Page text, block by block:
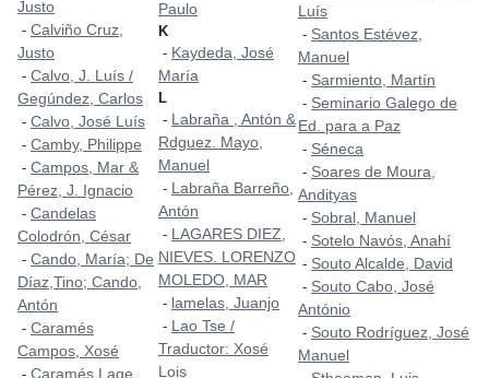
Justo
- Calviño Cruz,
Justo
- Calvo, J. Luís /
Gegúndez, Carlos
- Calvo, José Luís
- Camby, Philippe
- Campos, Mar &
Pérez, J. Ignacio
- Candelas
Colodrón, César
- Cando, María; De
Díaz,Tino; Cando,
Antón
- Caramés
Campos, Xosé
- Caramés Lage,
Paulo
K
- Kaydeda, José
María
L
- Labraña , Antón &
Rdguez. Mayo,
Manuel
- Labraña Barreño,
Antón
- LAGARES DIEZ,
NIEVES. LORENZO
MOLEDO, MAR
- lamelas, Juanjo
- Lao Tse /
Traductor: Xosé
Lois
Luís
- Santos Estévez,
Manuel
- Sarmiento, Martín
- Seminario Galego de
Ed. para a Paz
- Séneca
- Soares de Moura,
Andityas
- Sobral, Manuel
- Sotelo Navós, Anahí
- Souto Alcalde, David
- Souto Cabo, José
António
- Souto Rodríguez, José
Manuel